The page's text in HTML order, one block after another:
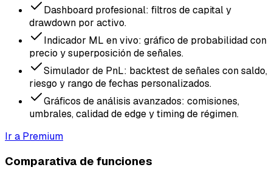
Dashboard profesional: filtros de capital y
drawdown por activo.
Indicador ML en vivo: gráfico de probabilidad con
precio y superposición de señales.
Simulador de PnL: backtest de señales con saldo,
riesgo y rango de fechas personalizados.
Gráficos de análisis avanzados: comisiones,
umbrales, calidad de edge y timing de régimen.
Ir a Premium
Comparativa de funciones